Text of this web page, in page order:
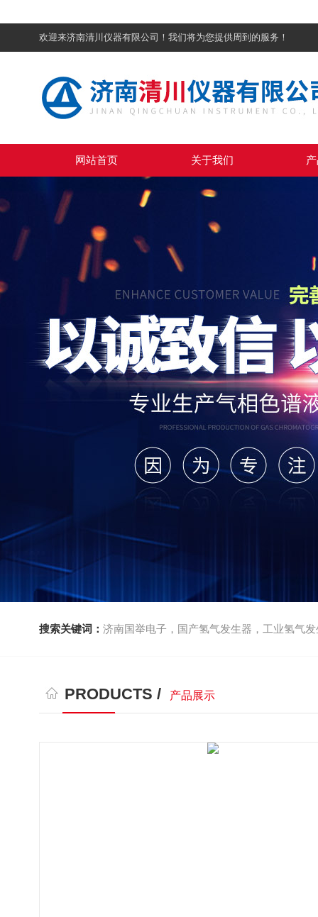
欢迎来济南清川仪器有限公司！我们将为您提供周到的服务！
网站首页 关于我们
搜索关键词： 济南国举电子，国产氢气发生器，工业氢气
PRODUCTS / 产品展示